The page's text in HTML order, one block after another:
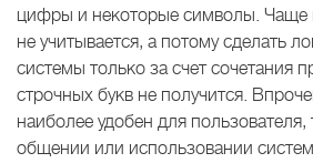
цифры и некоторые символы. Чаще
не учитывается, а потому сделать
системы только за счет сочетания
строчных букв не получится.
наиболее удобен для пользователя,
общении или использовании